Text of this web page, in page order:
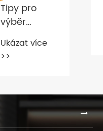
Tipy pro
výběr
praktického
kancelářského
nábytku?
Ukázat více
>>